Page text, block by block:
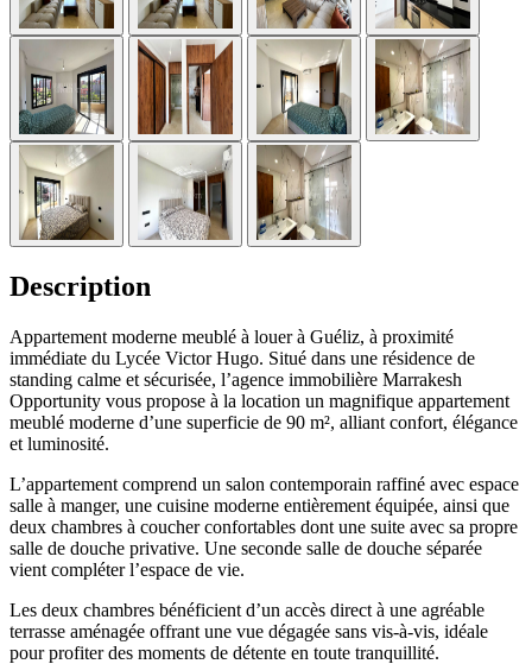
Description
Appartement moderne meublé à louer à Guéliz, à proximité
immédiate du Lycée Victor Hugo. Situé dans une résidence de
standing calme et sécurisée, l’agence immobilière Marrakesh
Opportunity vous propose à la location un magnifique appartement
meublé moderne d’une superficie de 90 m², alliant confort, élégance
et luminosité.
L’appartement comprend un salon contemporain raffiné avec espace
salle à manger, une cuisine moderne entièrement équipée, ainsi que
deux chambres à coucher confortables dont une suite avec sa propre
salle de douche privative. Une seconde salle de douche séparée
vient compléter l’espace de vie.
Les deux chambres bénéficient d’un accès direct à une agréable
terrasse aménagée offrant une vue dégagée sans vis-à-vis, idéale
pour profiter des moments de détente en toute tranquillité.